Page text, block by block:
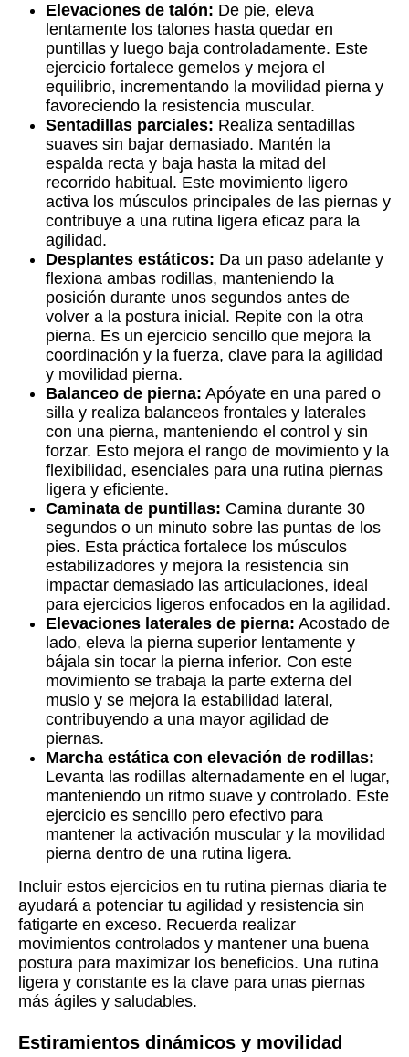
Elevaciones de talón: De pie, eleva
lentamente los talones hasta quedar en
puntillas y luego baja controladamente. Este
ejercicio fortalece gemelos y mejora el
equilibrio, incrementando la movilidad pierna y
favoreciendo la resistencia muscular.
Sentadillas parciales: Realiza sentadillas
suaves sin bajar demasiado. Mantén la
espalda recta y baja hasta la mitad del
recorrido habitual. Este movimiento ligero
activa los músculos principales de las piernas y
contribuye a una rutina ligera eficaz para la
agilidad.
Desplantes estáticos: Da un paso adelante y
flexiona ambas rodillas, manteniendo la
posición durante unos segundos antes de
volver a la postura inicial. Repite con la otra
pierna. Es un ejercicio sencillo que mejora la
coordinación y la fuerza, clave para la agilidad
y movilidad pierna.
Balanceo de pierna: Apóyate en una pared o
silla y realiza balanceos frontales y laterales
con una pierna, manteniendo el control y sin
forzar. Esto mejora el rango de movimiento y la
flexibilidad, esenciales para una rutina piernas
ligera y eficiente.
Caminata de puntillas: Camina durante 30
segundos o un minuto sobre las puntas de los
pies. Esta práctica fortalece los músculos
estabilizadores y mejora la resistencia sin
impactar demasiado las articulaciones, ideal
para ejercicios ligeros enfocados en la agilidad.
Elevaciones laterales de pierna: Acostado de
lado, eleva la pierna superior lentamente y
bájala sin tocar la pierna inferior. Con este
movimiento se trabaja la parte externa del
muslo y se mejora la estabilidad lateral,
contribuyendo a una mayor agilidad de
piernas.
Marcha estática con elevación de rodillas:
Levanta las rodillas alternadamente en el lugar,
manteniendo un ritmo suave y controlado. Este
ejercicio es sencillo pero efectivo para
mantener la activación muscular y la movilidad
pierna dentro de una rutina ligera.
Incluir estos ejercicios en tu rutina piernas diaria te
ayudará a potenciar tu agilidad y resistencia sin
fatigarte en exceso. Recuerda realizar
movimientos controlados y mantener una buena
postura para maximizar los beneficios. Una rutina
ligera y constante es la clave para unas piernas
más ágiles y saludables.
Estiramientos dinámicos y movilidad